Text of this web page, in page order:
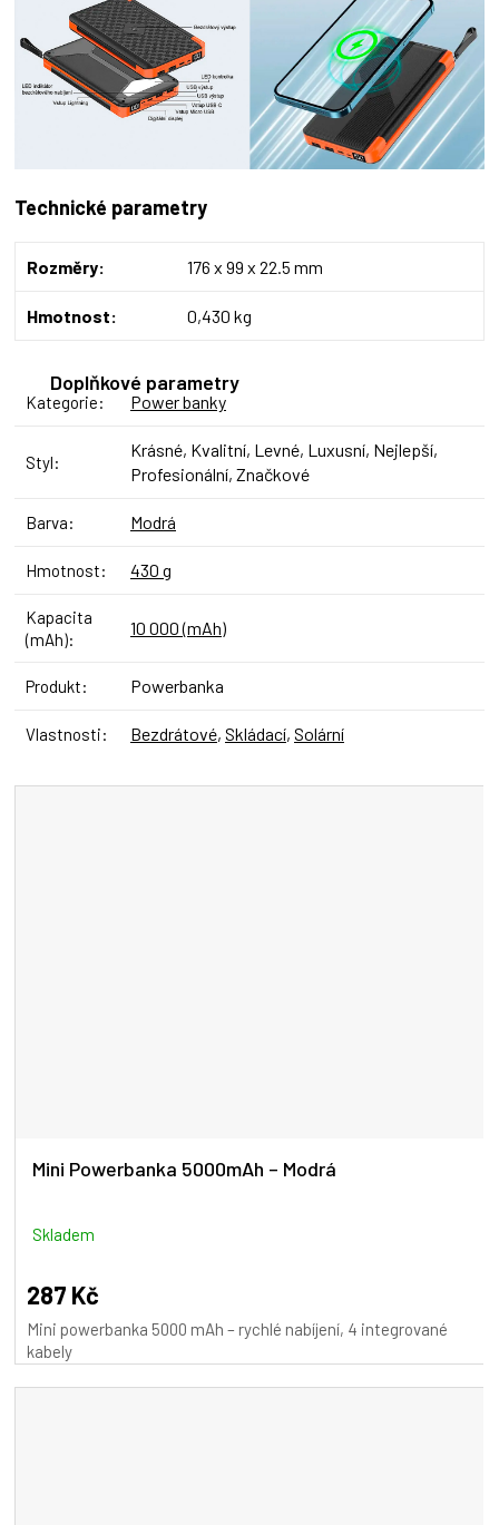
Technické parametry
Rozměry: 176 x 99 x 22.5 mm
Hmotnost: 0,430 kg
Doplňkové parametry
Kategorie: Power banky
Styl:
Krásné, Kvalitní, Levné, Luxusní, Nejlepší,
Profesionální, Značkové
Barva: Modrá
Hmotnost: 430 g
Kapacita
(mAh):
10 000 (mAh)
Produkt: Powerbanka
Vlastnosti: Bezdrátové, Skládací, Solární
Mini Powerbanka 5000mAh – Modrá
Skladem
287 Kč
Mini powerbanka 5000 mAh – rychlé nabíjení, 4 integrované
kabely